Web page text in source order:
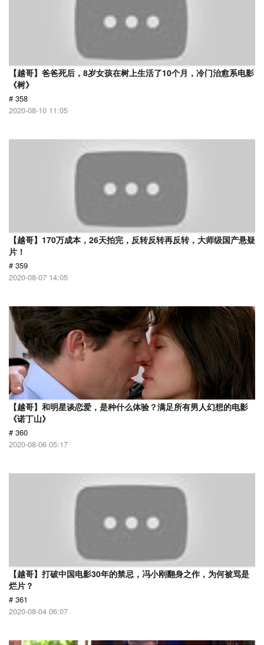
【越哥】爸爸死后，8岁女孩在树上生活了10个月，冷门治愈系电影
《树》
# 358
2020-08-10 11:05
【越哥】170万成本，26天拍完，反转反转再反转，大师级国产悬疑
片！
# 359
2020-08-07 14:05
【越哥】和明星谈恋爱，是种什么体验？满足所有男人幻想的电影
《诺丁山》
# 360
2020-08-06 05:17
【越哥】打破中国电影30年的禁忌，冯小刚翻身之作，为何被骂是
烂片？
# 361
2020-08-04 06:07